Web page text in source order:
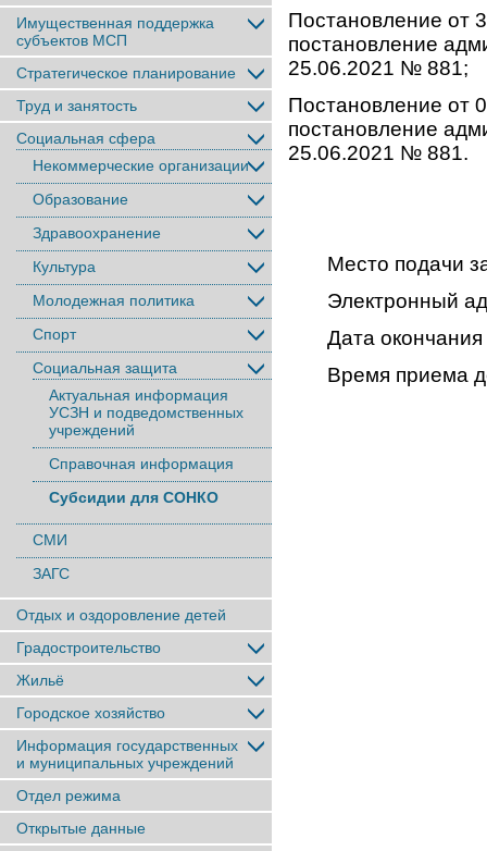
Имущественная поддержка
субъектов МСП
Стратегическое планирование
Труд и занятость
Социальная сфера
Некоммерческие организации
Образование
Здравоохранение
Культура
Молодежная политика
Спорт
Социальная защита
Актуальная информация
УСЗН и подведомственных
учреждений
Справочная информация
Субсидии для СОНКО
СМИ
ЗАГС
Отдых и оздоровление детей
Градостроительство
Жильё
Городское хозяйство
Информация государственных
и муниципальных учреждений
Отдел режима
Открытые данные
Постановление от
постановление
25.06.2021 № 881;
Постановление от
постановление
25.06.2021 № 881.
Место подачи
Электронный
Дата
Время приема